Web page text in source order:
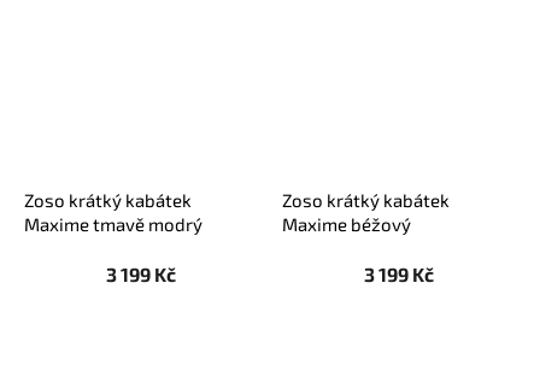
Zoso krátký kabátek
Maxime tmavě modrý
3 199 Kč
Zoso krátký kabátek
Maxime béžový
3 199 Kč